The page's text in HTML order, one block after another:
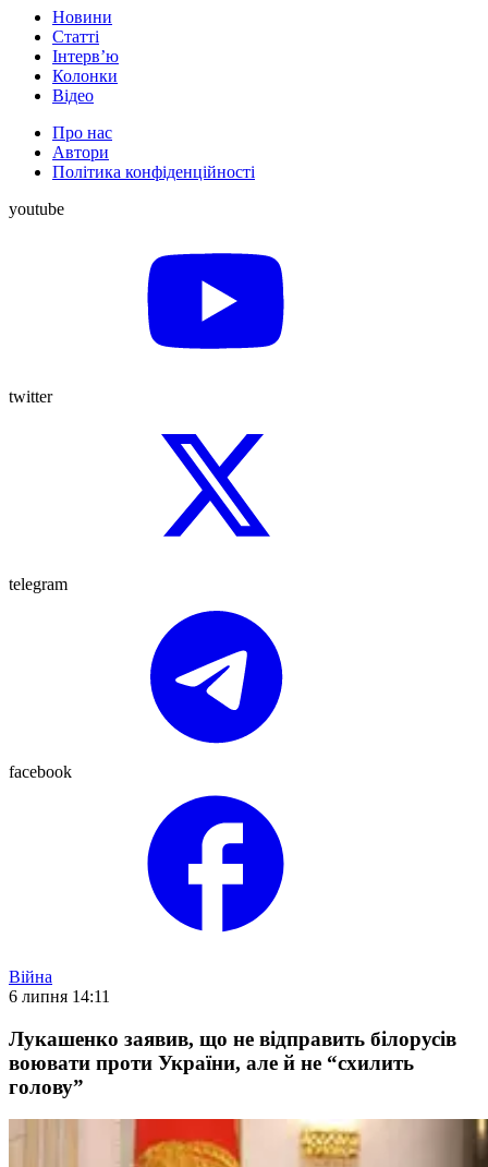
Новини
Статті
Інтерв’ю
Колонки
Відео
Про нас
Автори
Політика конфіденційності
youtube
twitter
telegram
facebook
Війна
6 липня 14:11
Лукашенко заявив, що не відправить білорусів
воювати проти України, але й не “схилить
голову”